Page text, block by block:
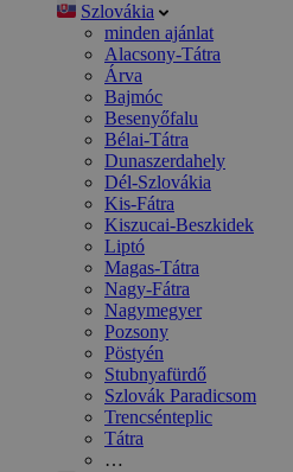
Szlovákia
minden ajánlat
Alacsony-Tátra
Árva
Bajmóc
Besenyőfalu
Bélai-Tátra
Dunaszerdahely
Dél-Szlovákia
Kis-Fátra
Kiszucai-Beszkidek
Liptó
Magas-Tátra
Nagy-Fátra
Nagymegyer
Pozsony
Pöstyén
Stubnyafürdő
Szlovák Paradicsom
Trencsénteplic
Tátra
…